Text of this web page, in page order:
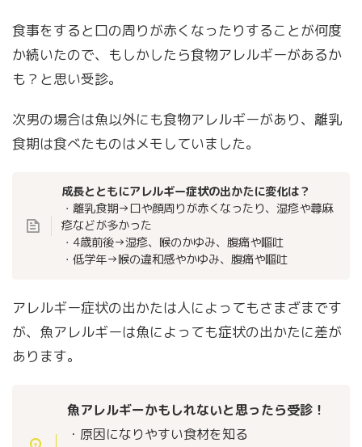
食事をすると口の周りが赤くなったりすることが何度
か続いたので、もしかしたら食物アレルギーがあるか
も？と思い受診。
次男の場合は魚以外にも食物アレルギーがあり、離乳
食期は食べたものはメモしていました。
成長とともにアレルギー症状の出かたに変化は？
・離乳食期→口や顔周りが赤くなったり、湿疹や蕁麻
疹などが多かった
・4歳前後→湿疹、喉のかゆみ、腹痛や嘔吐
・低学年→喉の違和感やかゆみ、腹痛や嘔吐
アレルギー症状の出かたは人によってもさまざまです
が、魚アレルギーは魚によっても症状の出かたに差が
あります。
魚アレルギーかもしれないと思ったら受診！
・原因になりやすい食材を知る